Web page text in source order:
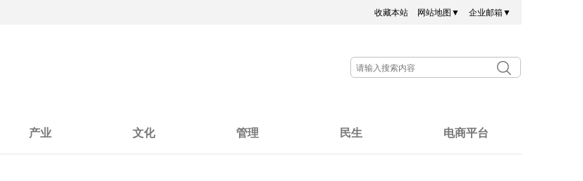
收藏本站 网站地图▼ 企业邮箱▼
产业 文化 管理 民生 电商平台